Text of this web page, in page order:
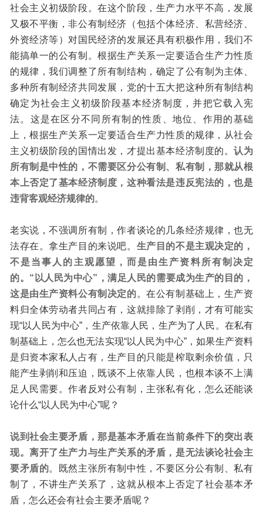
社会主义初级阶段。在这个阶段，生产力水平不高，发展
又极不平衡，非公有制经济（包括个体经济、私营经济、
外资经济等）对国民经济的发展还具有积极作用，我们不
能搞单一的公有制。根据生产关系一定要适合生产力性质
的规律，我们调整了所有制结构，确定了公有制为主体、
多种所有制经济共同发展，党的十五大把这种所有制结构
确定为社会主义初级阶段基本经济制度，并把它载入宪
法。这是在区分不同所有制的性质、地位、作用的基础
上，根据生产关系一定要适合生产力性质的规律，从社会
主义初级阶段的国情出发，才提出基本经济制度的。认为
所有制是中性的，不需要区分公有制、私有制，那就从根
本上否定了基本经济制度，这种看法是违反宪法的，也是
违背客观经济规律的。
老实说，不强调所有制，作者谈论的几条经济规律，也无
法存在。拿生产目的来说吧。 生产目的不是主观决定的，
不是当事人的主观愿望，而是由生产资料所有制决定
的。 “以人民为中心”，满足人民的需要成为生产的目的，
这是由生产资料公有制决定的。在公有制基础上，生产资
料归全体劳动者共同占有，这就排除了剥削，才有可能实
现“以人民为中心”，生产依靠人民，生产为了人民。在私有
制基础上，怎么也无法实现“以人民为中心”，如果生产资料
是归资本家私人占有，生产目的只能是榨取剩余价值，只
能产生剥削和压迫，既谈不上依靠人民，也根本谈不上满
足人民需要。作者反对公有制，主张私有化，怎么还能谈
论什么“以人民为中心”呢？
说到社会主要矛盾，那是基本矛盾在当前条件下的突出表
现。离开了生产力与生产关系的矛盾，是无法谈论社会主
要矛盾的。既然主张所有制中性，不要区分公有制、私有
制了，不讲生产关系了，这就从根本上否定了社会基本矛
盾，怎么还会有社会主要矛盾呢？